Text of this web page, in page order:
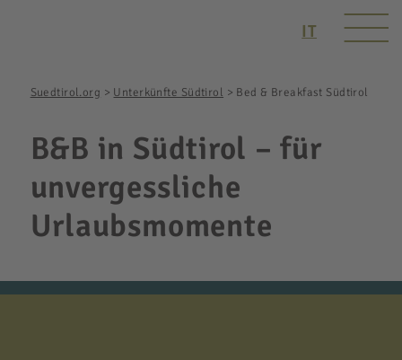
IT
Suedtirol.org > Unterkünfte Südtirol > Bed & Breakfast Südtirol
B&B in Südtirol – für
unvergessliche
Urlaubsmomente